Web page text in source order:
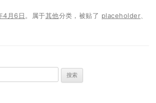
4月6日 。属于其他分类，被贴了 placeholder